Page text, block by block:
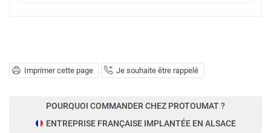
Imprimer cette page Je souhaite être rappelé
POURQUOI COMMANDER CHEZ PROTOUMAT ?
ENTREPRISE FRANÇAISE IMPLANTÉE EN ALSACE